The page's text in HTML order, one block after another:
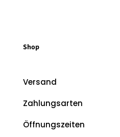
Shop
Versand
Zahlungsarten
Öffnungszeiten